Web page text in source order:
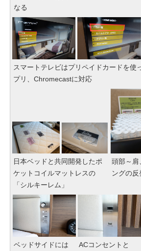
なる
スマートテレビはプリペイドカードを使
プリ、Chromecastに対応
日本ベッドと共同開発したポ
ケットコイルマットレスの
「シルキーレム」
頭部～肩
ングの
ベッドサイドには
ACコンセントと